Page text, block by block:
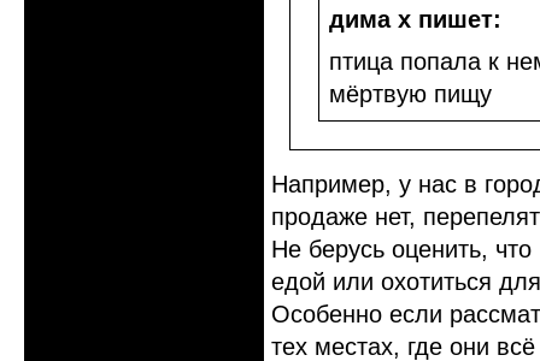
дима х пишет:
птица попала к
мёртвую пищу
Например, у нас в
продаже нет,
Не берусь оценить,
едой или охотиться
Особенно если
тех местах, где они